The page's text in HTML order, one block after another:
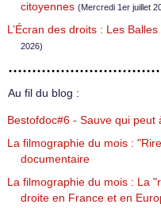
citoyennes (Mercredi 1er juillet
L’Écran des droits : Les
2026)
Au fil du blog :
Bestofdoc#6 - Sauve qui peut
La filmographie du mois :
documentaire
La filmographie du mois : La
droite en France et en